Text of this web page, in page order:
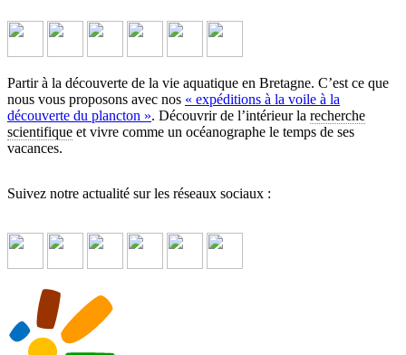
Partir à la découverte de la vie aquatique en Bretagne. C’est ce que
nous vous proposons avec nos « expéditions à la voile à la
découverte du plancton ». Découvrir de l’intérieur la recherche
scientifique et vivre comme un océanographe le temps de ses
vacances.
Suivez notre actualité sur les réseaux sociaux :